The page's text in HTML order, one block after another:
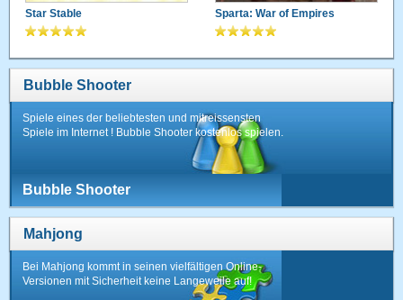
Star Stable Sparta: War of Empires
Bubble Shooter
Spiele eines der beliebtesten und mitreissensten
Spiele im Internet ! Bubble Shooter kostenlos spielen.
Bubble Shooter
Mahjong
Bei Mahjong kommt in seinen vielfältigen Online-
Versionen mit Sicherheit keine Langeweile auf!